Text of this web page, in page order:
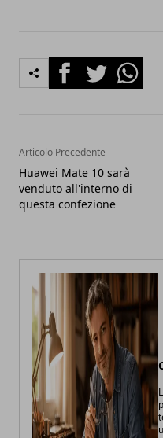
FacebookTwitterWhatsapp
Articolo Precedente
Huawei Mate 10 sarà
venduto all'interno di
questa confezione